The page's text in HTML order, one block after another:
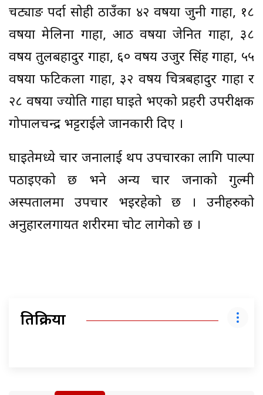
चट्याङ पर्दा सोही ठाउँका ४२ वर्षीया जुनी गाहा, १८
वर्षीया मेलिना गाहा, आठ वर्षीया जेनित गाहा, ३८
वर्षीय तुलबहादुर गाहा, ६० वर्षीय उजुर सिंह गाहा, ५५
वर्षीया फटिकला गाहा, ३२ वर्षीय चित्रबहादुर गाहा र
२८ वर्षीया ज्योति गाहा घाइते भएको प्रहरी उपरीक्षक
गोपालचन्द्र भट्टराईले जानकारी दिए ।
घाइतेमध्ये चार जनालाई थप उपचारका लागि पाल्पा
पठाइएको छ भने अन्य चार जनाको गुल्मी
अस्पतालमा उपचार भइरहेको छ । उनीहरुको
अनुहारलगायत शरीरमा चोट लागेको छ ।
प्रतिक्रिया